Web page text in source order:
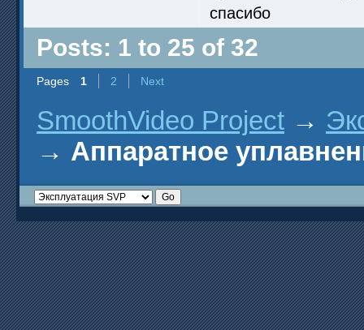
спасибо
Posts: 1 to 25 of 32
Pages 1 2 Next
SmoothVideo Project →
→ Аппаратное